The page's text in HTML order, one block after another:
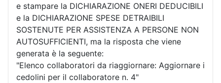
e stampare la DICHIARAZIONE ONERI DEDUCIBILI
e la DICHIARAZIONE SPESE DETRAIBILI
SOSTENUTE PER ASSISTENZA A PERSONE NON
AUTOSUFFICIENTI, ma la risposta che viene
generata è la seguente:
"Elenco collaboratori da riaggiornare: Aggiornare i
cedolini per il collaboratore n. 4"